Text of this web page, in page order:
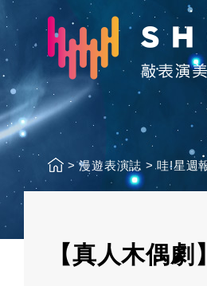
> 漫遊表演誌 > 哇!星週
【真人木偶